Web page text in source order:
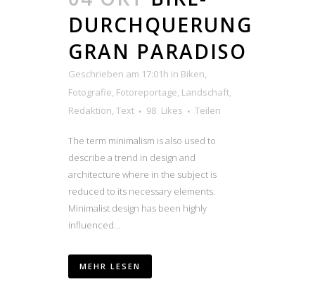
DURCHQUERUNG
GRAN PARADISO
Geschrieben am 17:01h in Biken,
Fotografie, Fotoreportage, Landschaft,
Redaktion, Text 98 Likes Teilen
The term minimalism is also used to
describe a trend in design and
architecture where in the subject is
reduced to its necessary elements.
Minimalist design has been highly
influenced...
MEHR LESEN